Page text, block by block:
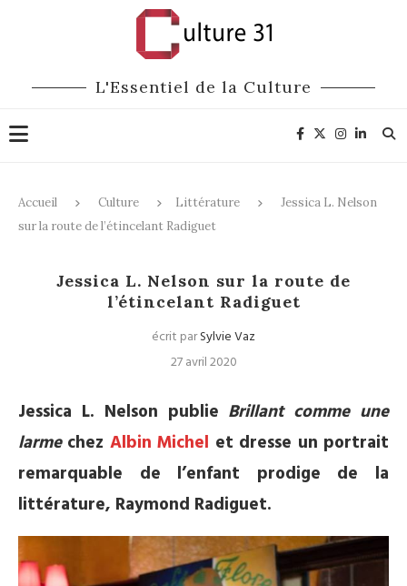
L'Essentiel de la Culture
Accueil Culture Littérature
Jessica L. Nelson
sur la route de l’étincelant Radiguet
Jessica L. Nelson sur la route de
l’étincelant Radiguet
écrit parSylvie Vaz
27 avril 2020
Jessica L. Nelson publie Brillant comme une
larmechez Albin Michel et dresse un portrait
remarquable de l’enfant prodige de la
littérature, Raymond Radiguet.